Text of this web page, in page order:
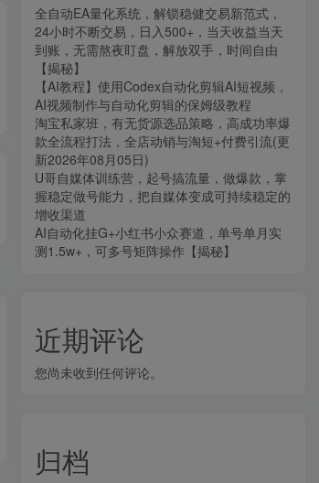
加盟知拾光，搭建同款项目资源站，实现日入2000+
全自动EA量化系统，解锁稳健交易新范式，
24小时不断交易，日入500+，当天收益当天
到账，无需熬夜盯盘，解放双手，时间自由
【揭秘】
【AI教程】使用Codex自动化剪辑AI短视频，
AI视频制作与自动化剪辑的保姆级教程
淘宝私家班，有无货源选品策略，高成功率爆
款全流程打法，全店动销与淘短+付费引流(更
新2026年08月05日)
U哥自媒体训练营，起号搞流量，做爆款，掌
握稳定做号能力，把自媒体变成可持续稳定的
增收渠道
AI自动化挂G+小红书小众赛道，单号单月实
测1.5w+，可多号矩阵操作【揭秘】
近期评论
您尚未收到任何评论。
归档